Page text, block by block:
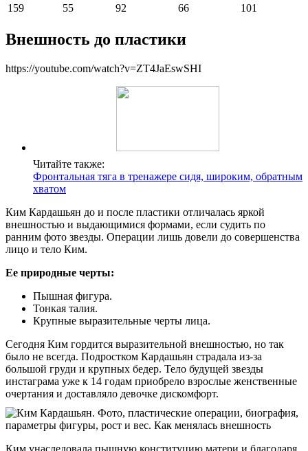
159
55 92 66 101
Внешность до пластики
https://youtube.com/watch?v=ZT4JaEswSHI
Читайте также:
Фронтальная тяга в тренажере сидя, широким, обратным
хватом
Ким Кардашьян до и после пластики отличалась яркой
внешностью и выдающимися формами, если судить по
ранним фото звезды. Операции лишь довели до совершенства
лицо и тело Ким.
Ее природные черты:
Пышная фигура.
Тонкая талия.
Крупные выразительные черты лица.
Сегодня Ким гордится выразительной внешностью, но так
было не всегда. Подростком Кардашьян страдала из-за
большой груди и крупных бедер. Тело будущей звезды
инстаграма уже к 14 годам приобрело взрослые женственные
очертания и доставляло девочке дискомфорт.